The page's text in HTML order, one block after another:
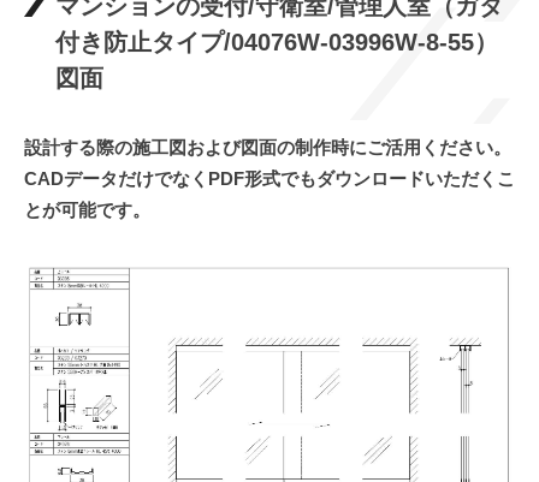
マンションの受付/守衛室/管理人室（ガタ
付き防止タイプ/04076W-03996W-8-55）
図面
設計する際の施工図および図面の制作時にご活用ください。
CADデータだけでなくPDF形式でもダウンロードいただくこ
とが可能です。